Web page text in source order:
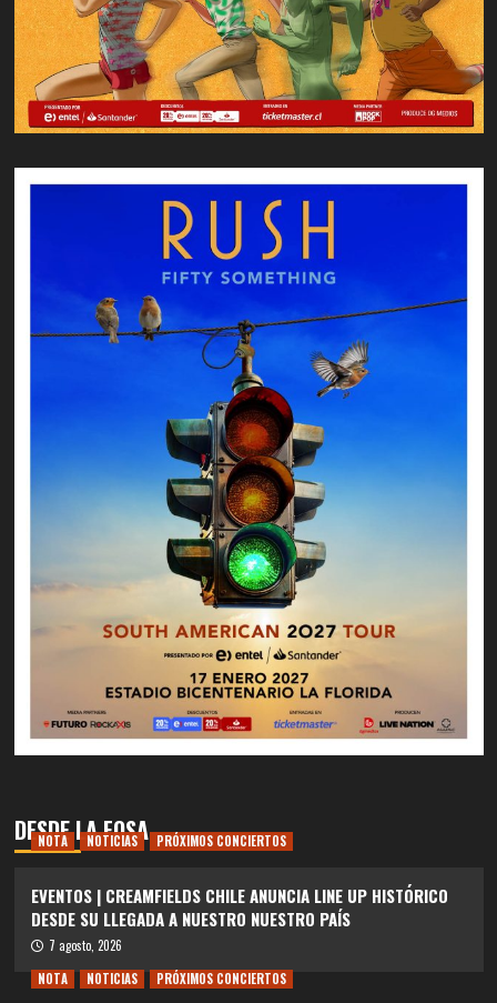
DESDE LA FOSA
NOTA NOTICIAS PRÓXIMOS CONCIERTOS
EVENTOS | CREAMFIELDS CHILE ANUNCIA LINE UP HISTÓRICO
DESDE SU LLEGADA A NUESTRO NUESTRO PAÍS
7 agosto, 2026
NOTA
NOTICIAS PRÓXIMOS CONCIERTOS